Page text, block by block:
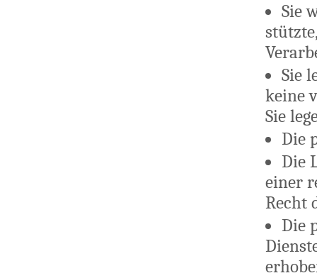
Sie
Sie
keine
Sie
Die
Die
einer
Recht
Die